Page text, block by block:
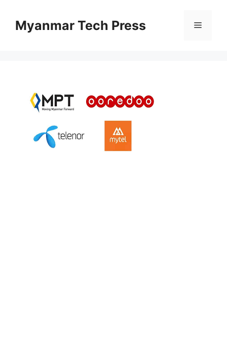
contentMyanmar Tech Press Menu